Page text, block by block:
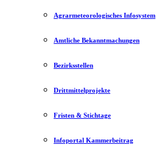
Agrarmeteorologisches Infosystem
Amtliche Bekanntmachungen
Bezirksstellen
Drittmittelprojekte
Fristen & Stichtage
Infoportal Kammerbeitrag